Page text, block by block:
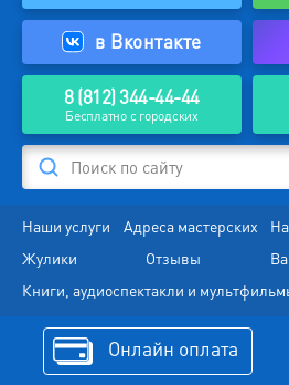
в Вконтакте
8 (812) 344-44-44
Бесплатно с городских
Поиск по сайту
Наши услуги Адреса мастерских
Жулики
Отзывы
Книги, аудиоспектакли и
Онлайн оплата